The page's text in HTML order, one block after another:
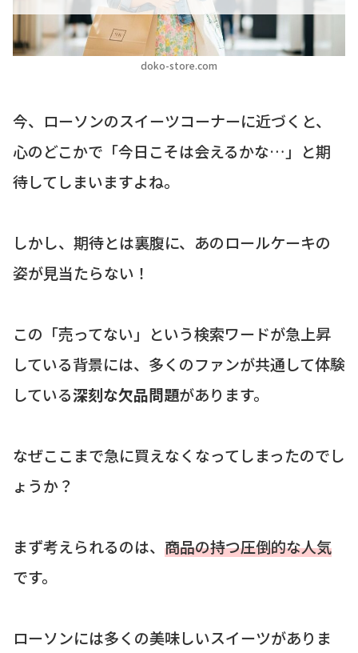
doko-store.com
今、ローソンのスイーツコーナーに近づくと、
心のどこかで「今日こそは会えるかな…」と期
待してしまいますよね。
しかし、期待とは裏腹に、あのロールケーキの
姿が見当たらない！
この「売ってない」という検索ワードが急上昇
している背景には、多くのファンが共通して体験
している深刻な欠品問題があります。
なぜここまで急に買えなくなってしまったのでし
ょうか？
まず考えられるのは、 商品の持つ圧倒的な人気
です。
ローソンには多くの美味しいスイーツがありま